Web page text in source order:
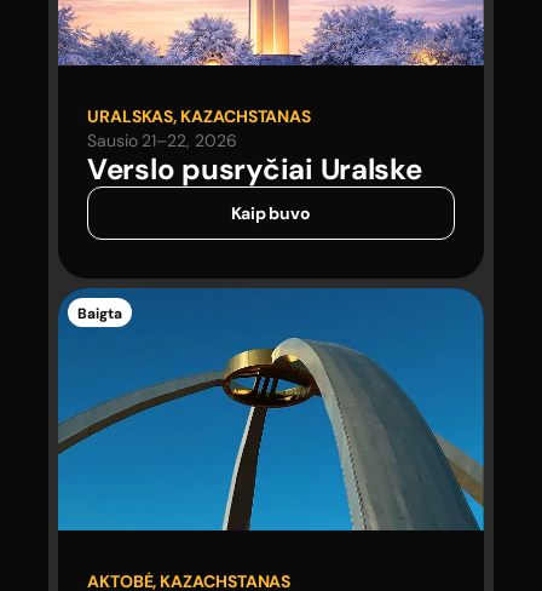
URALSKAS, KAZACHSTANAS
Sausio 21–22, 2026
Verslo pusryčiai Uralske
Kaip buvo
Baigta
AKTOBĖ, KAZACHSTANAS